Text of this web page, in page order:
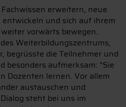
erweitern, neue
und sich auf ihrem
vorwärts bewegen.
Weiterbildungszentrums,
begrüsste die Teilnehmer und
besonders aufmerksam: "Sie
Dozenten lernen. Vor allem
austauschen und
steht bei uns im